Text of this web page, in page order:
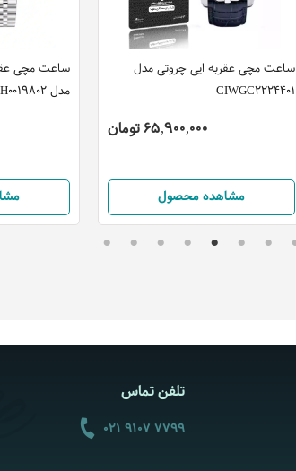
ساعت مچی
مدل CIWGH0019802
ساعت مچی عقربه ایی چروتی مدل
CIWGC2224401
65,900,000 تومان
مشاهده محصول
تلفن تماس
021 9107 7799